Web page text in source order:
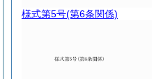
様式第5号(第6条関係)